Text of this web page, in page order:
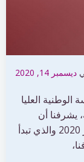
ديسمبر 14, 2020
الوطنية العليا
يشرفنا أن
ندعوكم لحضور الحفل يوم الثلاثاء 15 ديسمبر 2020 والذي تبدأ